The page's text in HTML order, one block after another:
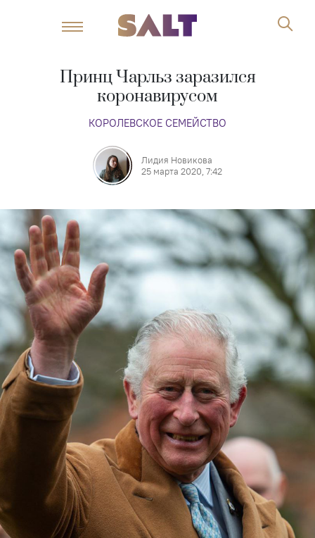
Принц Чарльз заразился
коронавирусом
КОРОЛЕВСКОЕ СЕМЕЙСТВО
Лидия Новикова
25 марта 2020, 7:42